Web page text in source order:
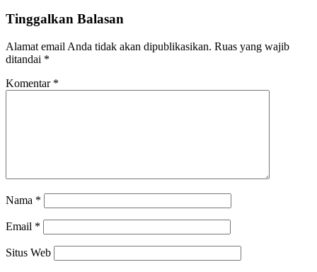
Tinggalkan Balasan
Alamat email Anda tidak akan dipublikasikan. Ruas yang wajib
ditandai *
Komentar *
Nama *
Email *
Situs Web